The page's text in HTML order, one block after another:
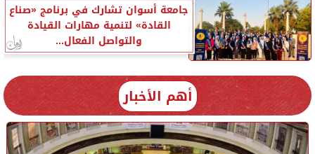
جامعة أسوان تشارك في برنامج «صناع
القادة» لتنمية مهارات القيادة
والتواصل الفعال...
أهم الأخبار